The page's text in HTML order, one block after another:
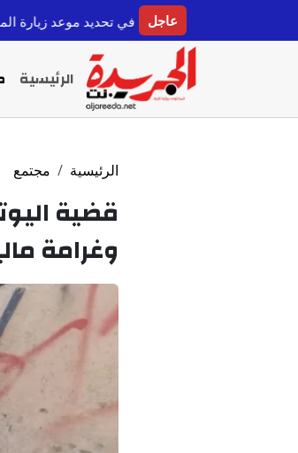
عاجل
تتريث في تحديد موعد زيارة الملك فيليبي
الرئيسية
الرئيسية مجتمع
وغرامة